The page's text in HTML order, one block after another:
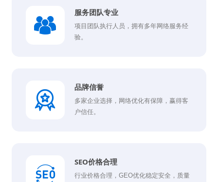
服务团队专业
项目团队执行人员，拥有多年网络服务经
验。
品牌信誉
多家企业选择，网络优化有保障，赢得客
户信任。
SEO价格合理
行业价格合理，GEO优化稳定安全，质量